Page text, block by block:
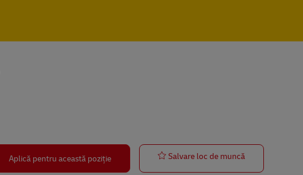
Aplică pentru această poziție
Salvare loc de muncăAusbildung